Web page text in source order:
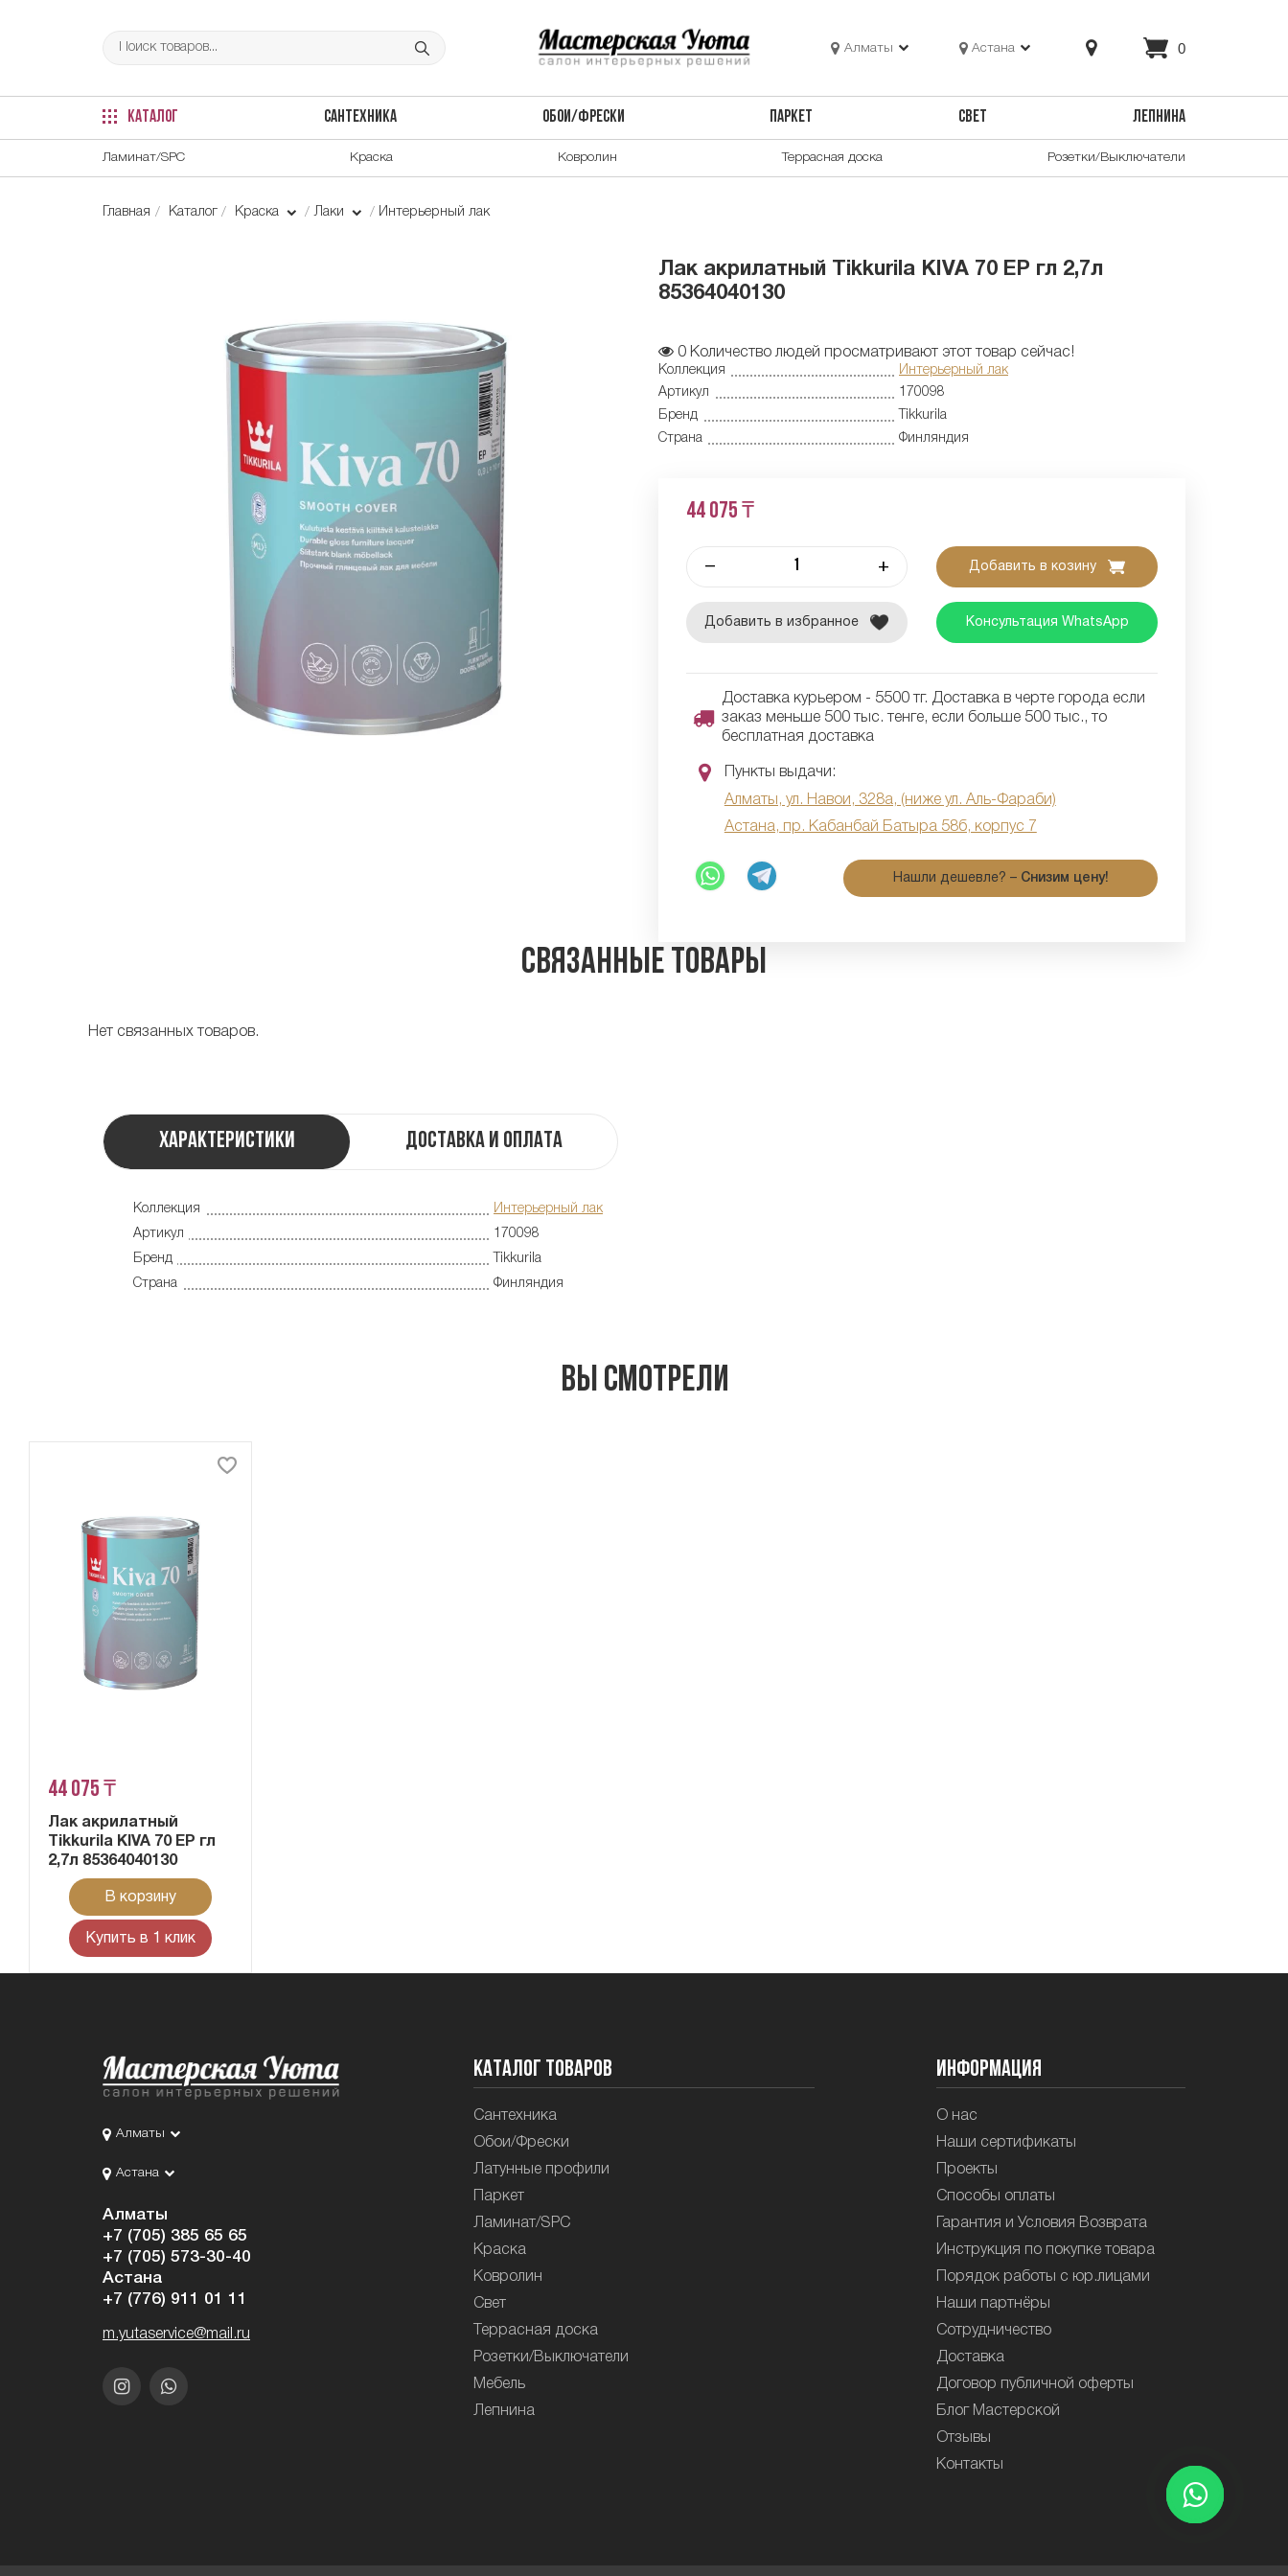
Алматы Астана 0
КАТАЛОГ САНТЕХНИКА ОБОИ/ФРЕСКИ ПАРКЕТ СВЕТ ЛЕПНИНА
Ламинат/SPC Краска Ковролин Террасная доска Розетки/Выключатели
Главная Каталог Краска Лаки Интерьерный лак
Лак акрилатный Tikkurila KIVA 70 EP гл 2,7л
85364040130
0 Количество людей просматривают этот товар сейчас!
Коллекция
Интерьерный лак
Артикул
170098
Бренд
Tikkurila
Страна
Финляндия
44 075 ₸
– + Добавить в козину
Добавить в избранное Консультация WhatsApp
Доставка курьером - 5500 тг. Доставка в черте города если
заказ меньше 500 тыс. тенге, если больше 500 тыс., то
бесплатная доставка
Пункты выдачи:
Алматы, ул. Навои, 328а, (ниже ул. Аль-Фараби)
Астана, пр. Кабанбай Батыра 58б, корпус 7
Нашли дешевле? – Снизим цену!
Связанные товары
Нет связанных товаров.
Характеристики Доставка и оплата
Коллекция
Интерьерный лак
Артикул
170098
Бренд
Tikkurila
Страна
Финляндия
Вы смотрели
44 075 ₸
Лак акрилатный
Tikkurila KIVA 70 EP гл
2,7л 85364040130
В корзину
Купить в 1 клик
Алматы
Астана
Алматы
+7 (705) 385 65 65
+7 (705) 573-30-40
Астана
+7 (776) 911 01 11
m.yutaservice@mail.ru
Каталог товаров
Сантехника
Обои/Фрески
Латунные профили
Паркет
Ламинат/SPC
Краска
Ковролин
Свет
Террасная доска
Розетки/Выключатели
Мебель
Лепнина
Информация
О нас
Наши сертификаты
Проекты
Способы оплаты
Гарантия и Условия Возврата
Инструкция по покупке товара
Порядок работы с юр.лицами
Наши партнёры
Сотрудничество
Доставка
Договор публичной оферты
Блог Мастерской
Отзывы
Контакты